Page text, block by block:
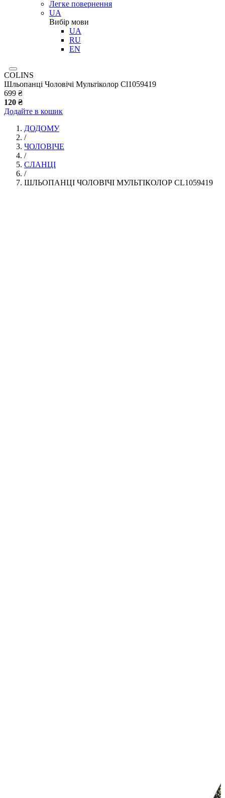
Легке повернення
UA
Вибір мови
UA
RU
EN
COLINS
Шльопанці Чоловічі Мультіколор Cl1059419
699 ₴
120 ₴
Додайте в кошик
ДОДОМУ
/
ЧОЛОВІЧЕ
/
СЛАНЦI
/
ШЛЬОПАНЦІ ЧОЛОВІЧІ МУЛЬТІКОЛОР CL1059419